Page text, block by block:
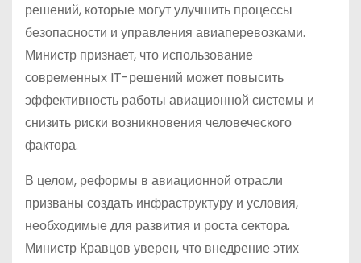
решений, которые могут улучшить процессы
безопасности и управления авиаперевозками.
Министр признает, что использование
современных IT-решений может повысить
эффективность работы авиационной системы и
снизить риски возникновения человеческого
фактора.
В целом, реформы в авиационной отрасли
призваны создать инфраструктуру и условия,
необходимые для развития и роста сектора.
Министр Кравцов уверен, что внедрение этих